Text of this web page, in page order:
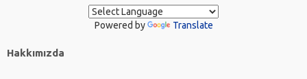
Powered by Translate
Hakkımızda